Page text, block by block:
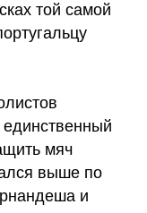
той самой
мяч
выше по
и